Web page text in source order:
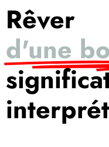
Rêver
d'une